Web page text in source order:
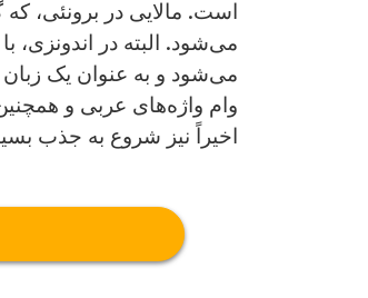
است. مالایی در برونئی،
می‌شود. البته در اندونزی،
می‌شود و به عنوان یک زبان
وام واژه‌های عربی و
اخیراً نیز شروع به جذب